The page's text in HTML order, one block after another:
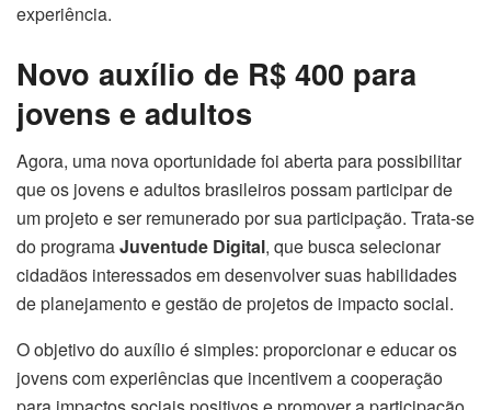
experiência.
Novo auxílio de R$ 400 para
jovens e adultos
Agora, uma nova oportunidade foi aberta para possibilitar
que os jovens e adultos brasileiros possam participar de
um projeto e ser remunerado por sua participação. Trata-se
do programaJuventude Digital, que busca selecionar
cidadãos interessados em desenvolver suas habilidades
de planejamento e gestão de projetos de impacto social.
O objetivo do auxílio é simples: proporcionar e educar os
jovens com experiências que incentivem a cooperação